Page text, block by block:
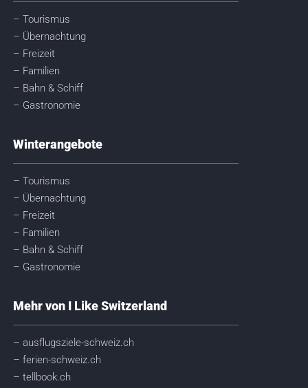
– Tourismus
– Übernachtung
– Freizeit
– Familien
– Bahn & Schiff
– Gastronomie
Winterangebote
– Tourismus
– Übernachtung
– Freizeit
– Familien
– Bahn & Schiff
– Gastronomie
Mehr von I Like Switzerland
– ausflugsziele-schweiz.ch
– ferien-schweiz.ch
– tellbook.ch